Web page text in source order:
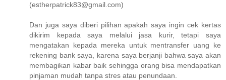
(estherpatrick83@gmail.com)
Dan juga saya diberi pilihan apakah saya ingin cek kertas
dikirim kepada saya melalui jasa kurir, tetapi saya
mengatakan kepada mereka untuk mentransfer uang ke
rekening bank saya, karena saya berjanji bahwa saya akan
membagikan kabar baik sehingga orang bisa mendapatkan
pinjaman mudah tanpa stres atau penundaan.